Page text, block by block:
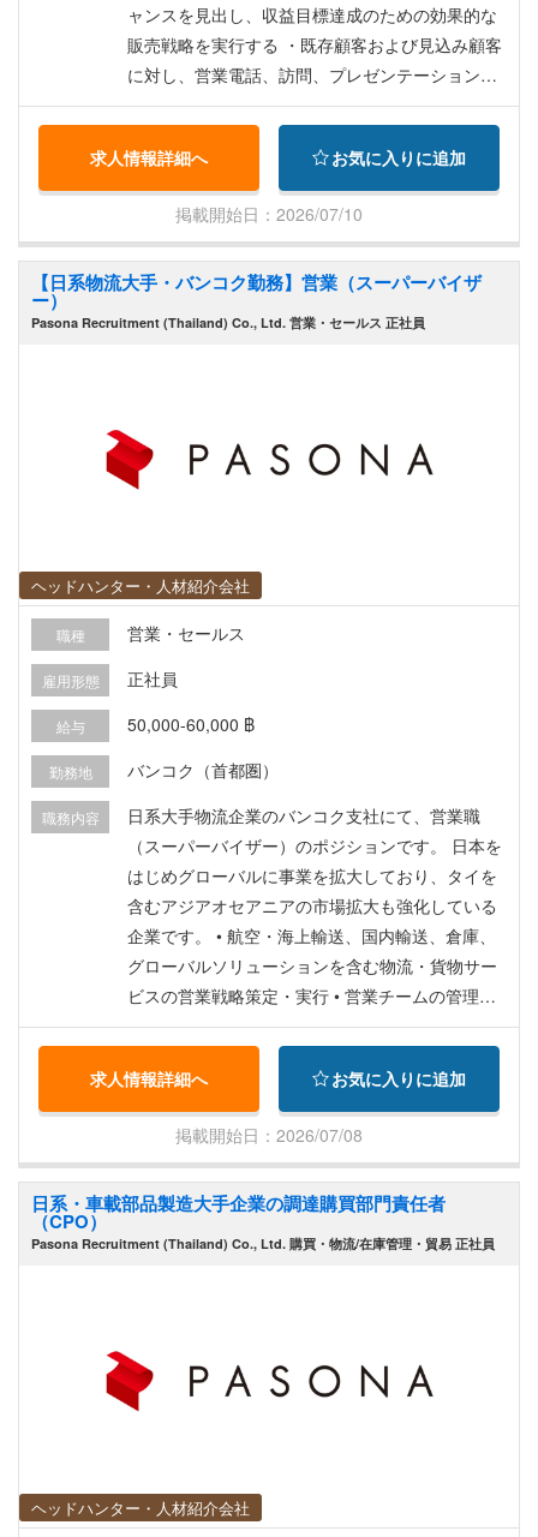
ャンスを見出し、収益目標達成のための効果的な
販売戦略を実行する ・既存顧客および見込み顧客
に対し、営業電話、訪問、プレゼンテーションを
行う ・顧客のニーズに対応し、問題解決と導入を
支援するため、オペレーションチームおよびカス
タマーサービスチームと緊密に連携する ・販売戦
略のフォローアップを行う ・必要に応じて、売上
予測、レポート、その他の管理レポートを作成す
る
求人情報詳細へ お気に入りに追加
掲載開始日：2026/07/10
【日系物流大手・バンコク勤務】営業（スーパーバイザ
ー）
Pasona Recruitment (Thailand) Co., Ltd. 営業・セールス 正社員
ヘッドハンター・人材紹介会社
職種 営業・セールス
雇用形態 正社員
給与 50,000-60,000 ฿
勤務地 バンコク（首都圏）
職務内容
日系大手物流企業のバンコク支社にて、営業職
（スーパーバイザー）のポジションです。 日本を
はじめグローバルに事業を拡大しており、タイを
含むアジアオセアニアの市場拡大も強化している
企業です。 • 航空・海上輸送、国内輸送、倉庫、
グローバルソリューションを含む物流・貨物サー
ビスの営業戦略策定・実行 • 営業チームの管理や
育成により、営業目標の達成を目指す • 新規クラ
イアントへの営業活動 • クライアント、運送パー
トナー、ベンダーとの関係構築、フォロー • カス
タマーサービスチームとの連携 • 競合他社の市場
動向調査により、戦略を調整 • 管理用の販売レポ
ート、予測、およびパイプラインの更新 レポート
ライン：日本人MD
求人情報詳細へ お気に入りに追加
掲載開始日：2026/07/08
日系・車載部品製造大手企業の調達購買部門責任者
（CPO）
Pasona Recruitment (Thailand) Co., Ltd. 購買・物流/在庫管理・貿易 正社員
ヘッドハンター・人材紹介会社